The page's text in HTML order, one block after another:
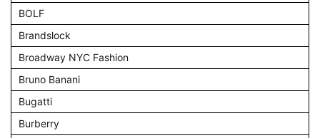
BOLF
Brandslock
Broadway NYC Fashion
Bruno Banani
Bugatti
Burberry